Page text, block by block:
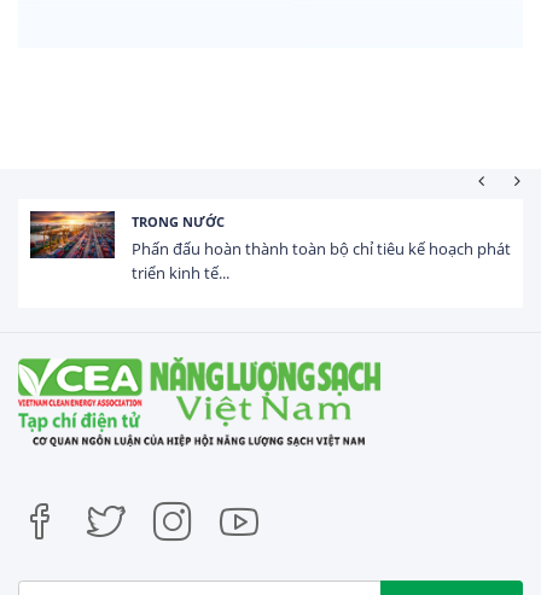
TRONG NƯỚC
Phấn đấu hoàn thành toàn bộ chỉ tiêu kế hoạch phát
triển kinh tế...